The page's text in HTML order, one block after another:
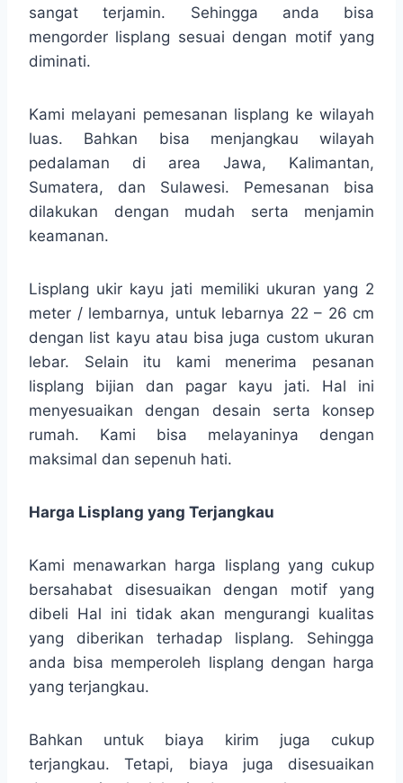
sangat terjamin. Sehingga anda bisa
mengorder lisplang sesuai dengan motif yang
diminati.
Kami melayani pemesanan lisplang ke wilayah
luas. Bahkan bisa menjangkau wilayah
pedalaman di area Jawa, Kalimantan,
Sumatera, dan Sulawesi. Pemesanan bisa
dilakukan dengan mudah serta menjamin
keamanan.
Lisplang ukir kayu jati memiliki ukuran yang 2
meter / lembarnya, untuk lebarnya 22 – 26 cm
dengan list kayu atau bisa juga custom ukuran
lebar. Selain itu kami menerima pesanan
lisplang bijian dan pagar kayu jati. Hal ini
menyesuaikan dengan desain serta konsep
rumah. Kami bisa melayaninya dengan
maksimal dan sepenuh hati.
Harga Lisplang yang Terjangkau
Kami menawarkan harga lisplang yang cukup
bersahabat disesuaikan dengan motif yang
dibeli Hal ini tidak akan mengurangi kualitas
yang diberikan terhadap lisplang. Sehingga
anda bisa memperoleh lisplang dengan harga
yang terjangkau.
Bahkan untuk biaya kirim juga cukup
terjangkau. Tetapi, biaya juga disesuaikan